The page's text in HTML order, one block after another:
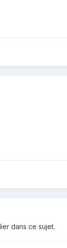
dans ce sujet.